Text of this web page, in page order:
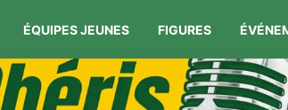
ÉQUIPES JEUNES FIGURES